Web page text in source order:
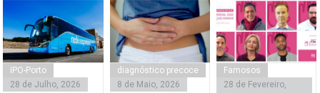
IPO-Porto
28 de Julho, 2026
diagnóstico precoce
8 de Maio, 2026
Famosos
28 de Fevereiro,